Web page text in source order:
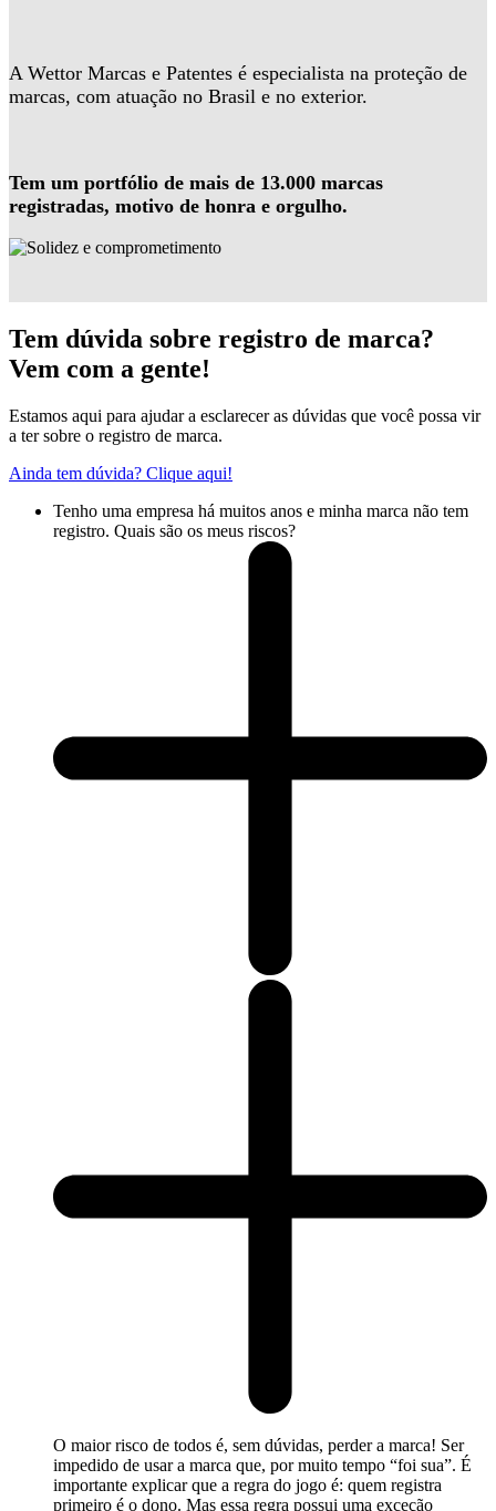
A Wettor Marcas e Patentes é especialista na proteção de
marcas, com atuação no Brasil e no exterior.
Tem um portfólio de mais de 13.000 marcas
registradas, motivo de honra e orgulho.
Tem dúvida sobre registro de marca?
Vem com a gente!
Estamos aqui para ajudar a esclarecer as dúvidas que você possa vir
a ter sobre o registro de marca.
Ainda tem dúvida? Clique aqui!
Tenho uma empresa há muitos anos e minha marca não tem
registro. Quais são os meus riscos?
O maior risco de todos é, sem dúvidas, perder a marca! Ser
impedido de usar a marca que, por muito tempo “foi sua”. É
importante explicar que a regra do jogo é: quem registra
primeiro é o dono. Mas essa regra possui uma exceção